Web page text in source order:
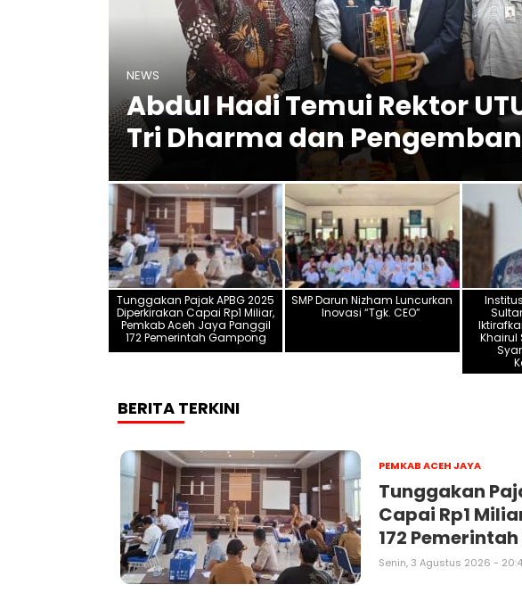
NEWS
Abdul Hadi Temui Rektor
Tri Dharma dan
Tunggakan Pajak APBG 2025
Diperkirakan Capai Rp1 Miliar,
Pemkab Aceh Jaya Panggil
172 Pemerintah Gampong
SMP Darun Nizham Luncurkan
Inovasi “Tgk. CEO”
Khairul
BERITA TERKINI
PEMKAB ACEH JAYA
Tunggakan
Capai Rp1
172
Senin, 3 Agustus 2026 -